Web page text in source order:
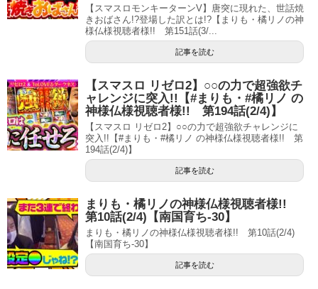
【スマスロモンキーターンV】唐突に現れた、世話焼
きおばさん!?登場した訳とは!?【まりも・橘リノの神
様仏様視聴者様!! 第151話(3/...
記事を読む
【スマスロ リゼロ2】○○の力で超強欲チ
ャレンジに突入!!【#まりも・#橘リノ の
神様仏様視聴者様!! 第194話(2/4)】
【スマスロ リゼロ2】○○の力で超強欲チャレンジに
突入!!【#まりも・#橘リノ の神様仏様視聴者様!! 第
194話(2/4)】
記事を読む
まりも・橘リノの神様仏様視聴者様!!
第10話(2/4)【南国育ち-30】
まりも・橘リノの神様仏様視聴者様!! 第10話(2/4)
【南国育ち-30】
記事を読む